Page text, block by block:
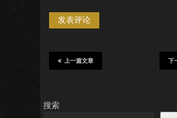
下
上一篇文章
搜索